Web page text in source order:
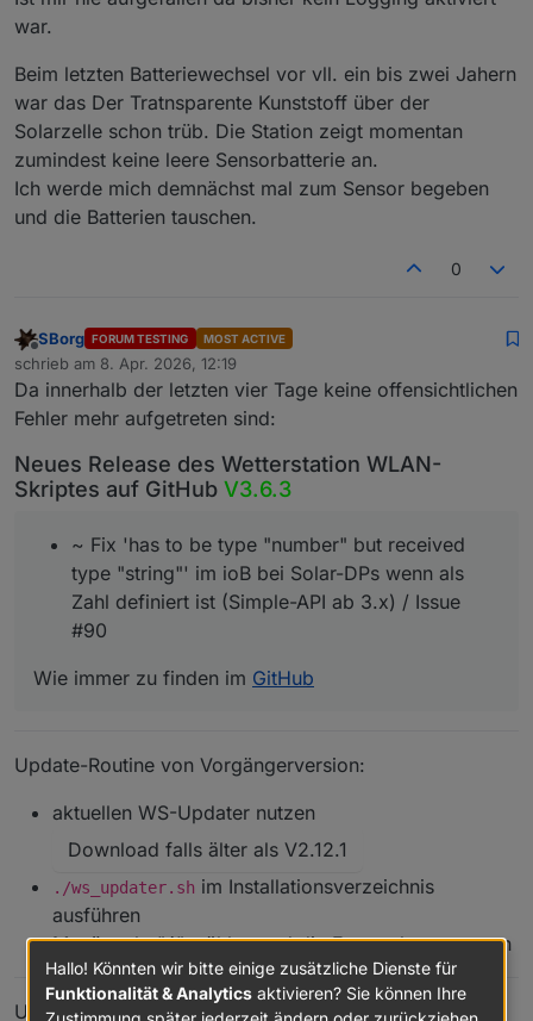
verworfen wurde.
war.
Beim letzten Batteriewechsel vor vll. ein bis zwei Jahern
war das Der Tratnsparente Kunststoff über der
Solarzelle schon trüb. Die Station zeigt momentan
zumindest keine leere Sensorbatterie an.
Ich werde mich demnächst mal zum Sensor begeben
und die Batterien tauschen.
0
Offline
SBorg FORUM TESTING MOST ACTIVE
schrieb am 8. Apr. 2026, 12:19
zuletzt editiert von
Da innerhalb der letzten vier Tage keine offensichtlichen
Fehler mehr aufgetreten sind:
Neues Release des Wetterstation WLAN-
Skriptes auf GitHub V3.6.3
~ Fix 'has to be type "number" but received
type "string"' im ioB bei Solar-DPs wenn als
Zahl definiert ist (Simple-API ab 3.x) / Issue
#90
Wie immer zu finden im GitHub
Update-Routine von Vorgängerversion:
aktuellen WS-Updater nutzen
Download falls älter als V2.12.1
./ws_updater.sh im Installationsverzeichnis
ausführen
Menüpunkt "4" wählen und die Fragen beantworten
Updatesolltedurchgeführt werden, gerade wenn man
Hallo! Könnten wir bitte einige zusätzliche Dienste für
Funktionalität & Analytics aktivieren? Sie können Ihre